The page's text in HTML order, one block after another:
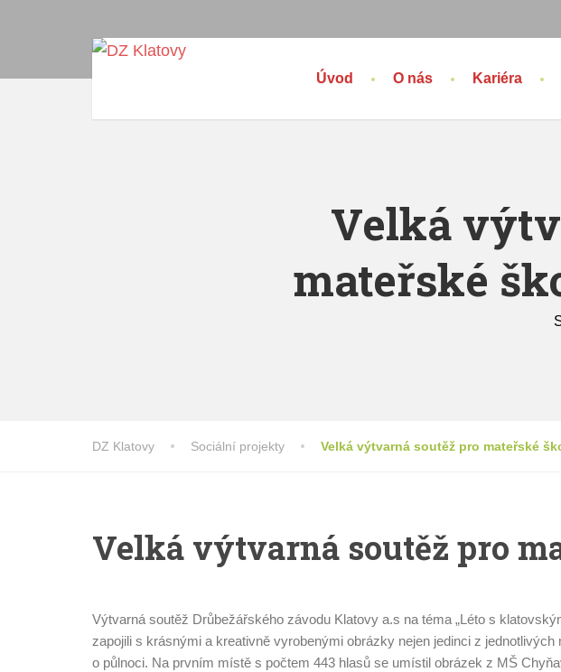
Úvod O nás Kariéra
Velká
mateřské
DZ Klatovy Sociální projekty Velká výtvarná soutěž pro mateřské
Velká výtvarná soutěž pro
Výtvarná soutěž Drůbežářského závodu Klatovy a.s na téma „Léto s
zapojili s krásnými a kreativně vyrobenými obrázky nejen jedinci z
o půlnoci. Na prvním místě s počtem 443 hlasů se umístil obrázek z MŠ